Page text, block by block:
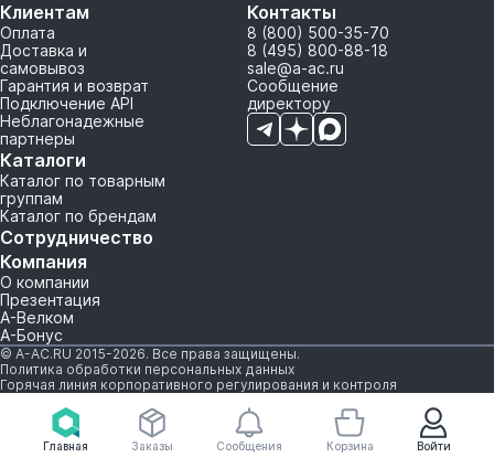
Главная Войти
Заказы Сообщения Корзина
Клиентам
Оплата
Доставка и
самовывоз
Гарантия и возврат
Подключение API
Неблагонадежные
партнеры
Каталоги
Каталог по товарным
группам
Каталог по брендам
Сотрудничество
Компания
О компании
Презентация
А-Велком
А-Бонус
Контакты
8 (800) 500-35-70
8 (495) 800-88-18
sale@a-ac.ru
Сообщение
директору
© A-AC.RU 2015-2026. Все права защищены.
Политика обработки персональных данных
Горячая линия корпоративного регулирования и контроля